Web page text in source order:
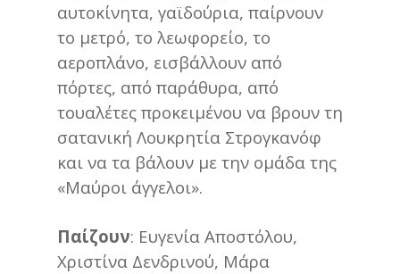
αυτοκίνητα, γαϊδούρια, παίρνουν
το μετρό, το λεωφορείο, το
αεροπλάνο, εισβάλλουν από
πόρτες, από παράθυρα, από
τουαλέτες προκειμένου να βρουν τη
σατανική Λουκρητία Στρογκανόφ
και να τα βάλουν με την ομάδα της
«Μαύροι άγγελοι».
Παίζουν: Ευγενία Αποστόλου,
Χριστίνα Δενδρινού, Μάρα